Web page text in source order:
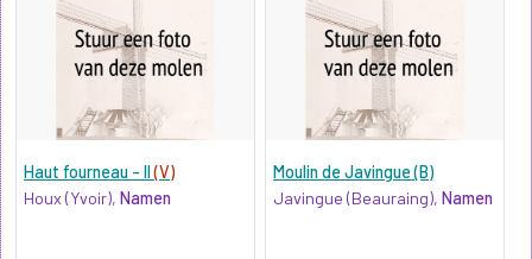
Haut fourneau - II(V)
Houx (Yvoir), Namen
Moulin de Javingue (B)
Javingue (Beauraing),Namen